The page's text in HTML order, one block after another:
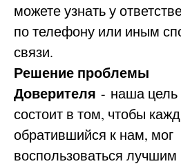
можете узнать у
по телефону или иным
связи.
Решение проблемы
Доверителя - наша цель
состоит в том, чтобы
обратившийся к нам, мог
воспользоваться лучшим